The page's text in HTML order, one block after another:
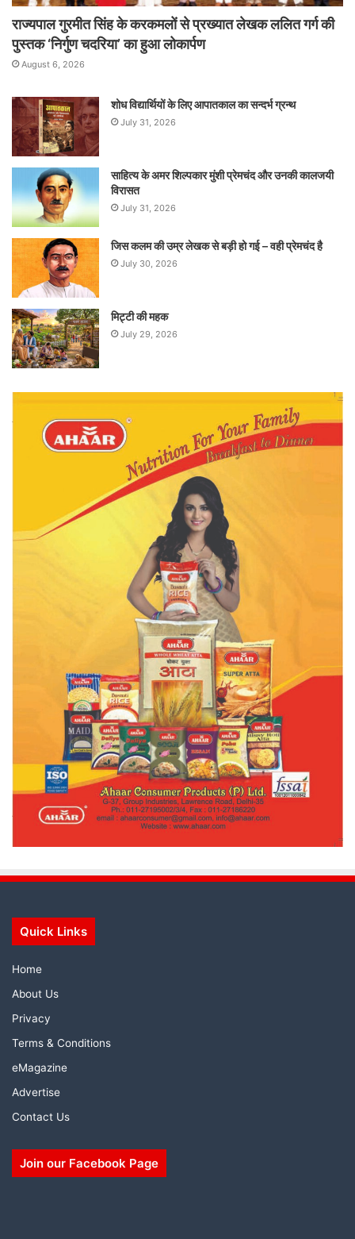
राज्यपाल गुरमीत सिंह के करकमलों से प्रख्यात लेखक ललित गर्ग की
पुस्तक ‘निर्गुण चदरिया’ का हुआ लोकार्पण
August 6, 2026
शोध विद्यार्थियों के लिए आपातकाल का सन्दर्भ ग्रन्थ
July 31, 2026
साहित्य के अमर शिल्पकार मुंशी प्रेमचंद और उनकी कालजयी
विरासत
July 31, 2026
जिस कलम की उम्र लेखक से बड़ी हो गई – वही प्रेमचंद है
July 30, 2026
मिट्टी की महक
July 29, 2026
Quick Links
Home
About Us
Privacy
Terms & Conditions
eMagazine
Advertise
Contact Us
Join our Facebook Page